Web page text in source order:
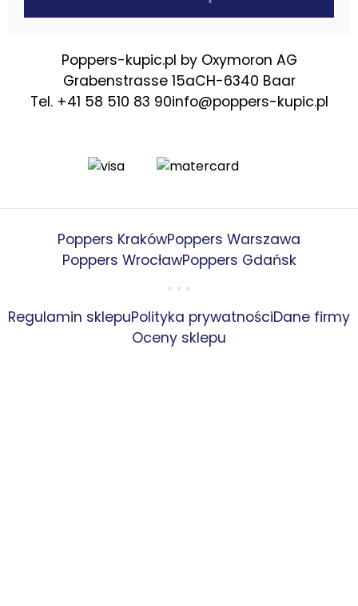
Poppers-kupic.pl by Oxymoron AG
Grabenstrasse 15aCH-6340 Baar
Tel. +41 58 510 83 90info@poppers-kupic.pl
Poppers KrakówPoppers Warszawa
Poppers WrocławPoppers Gdańsk
Regulamin sklepuPolityka prywatnościDane firmy
Oceny sklepu